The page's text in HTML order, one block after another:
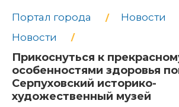
Портал города
Новости
Новости
Прикоснуться к
особенностями здоровья
Серпуховский историко-
художественный музей